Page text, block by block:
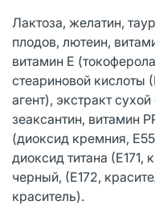
Лактоза, желатин,
плодов, лютеин,
витамин Е
стеариновой
агент), экстракт
зеаксантин, витамин
(диоксид кремния,
диоксид титана (Е171,
черный, (Е172,
краситель).